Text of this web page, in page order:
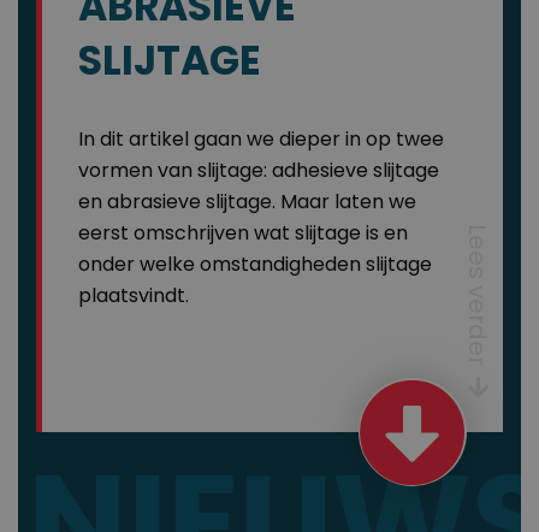
SLIJTAGE
In dit artikel gaan we dieper in op twee
vormen van slijtage: adhesieve slijtage
en abrasieve slijtage. Maar laten we
eerst omschrijven wat slijtage is en
onder welke omstandigheden slijtage
plaatsvindt.